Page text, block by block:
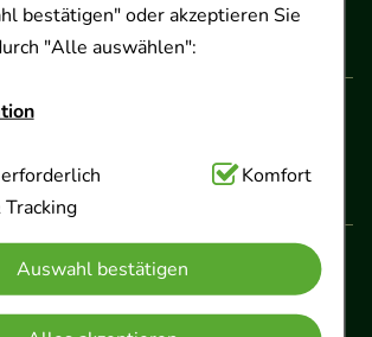
bestätigen" oder akzeptieren Sie
"Alle auswählen":
Hierbei handelt es sich um
die Grundfunktionen unserer
sind (z.B. Navigation,
weshalb auf diese nicht
kann.
Komfort
Auswahl bestätigen